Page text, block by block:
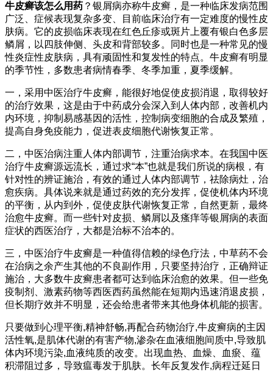
牛皮癣该怎么用药 ？银屑病亦称牛皮癣，是一种临床发病范围
广泛、症候表现复杂多变、目前临床治疗有一定难度的慢性皮
肤病。它的皮损临床表现在红色丘疹或斑片上覆有银白色多层
鳞屑，以四肢伸侧、头皮和背部较多。同时也是一种常见的慢
性炎症性皮肤病，具有顽固性和复发性的特点。牛皮癣有明显
的季节性，多数患者病情春季、冬季加重，夏季缓解。
一，采用中医治疗牛皮癣，能很好地促使皮损消退，取得较好
的治疗效果，这是由于中药成分会深入到人体内部，改善机内
内环境，抑制易感基因的活性，控制病变细胞的合成及繁殖，
提高自身免疫能力，促进表皮细胞代谢恢复正常。
二，中医治病注重人体内部调节，注重治病求本。在我国中医
治疗牛皮癣源远流长，通过求“本”也就是我们所说的病根，有
针对性的辨证施治，有效的通过人体内部调节，祛除病灶，治
愈疾病。具体说来就是通过药效的充分发挥，促使机体内环境
的平衡，从内到外，促使皮肤代谢恢复正常，自然更新，最终
治愈牛皮癣。而一些针对皮损、鳞屑以及瘙痒等银屑病的表面
症状的西医治疗，大都是治标不治本的。
三，中医治疗牛皮癣是一种值得信赖的绿色疗法，中草药不会
在治病之余产生其他的不良副作用，只要坚持治疗，正确辩证
施治，大多数牛皮癣患者都可达到临床治愈的效果。但一些免
疫制剂、激素药物等西医西药虽然能在短期内迅速消退皮损，
但长期疗效并不明显，还会给患者带来其他身体机能的损害。
只要做到心理平衡,精神舒畅,再配合药物治疗,牛皮癣病的主因
活性氧,是肌体代谢的有害产物,渗杂在血液细胞间质中,导致肌
体内环境污染,血液纯质的改变。出现血热、血燥、血瘀、蕴
积滞阻过多，导致瘟毒发于肌肤。长年反复发作,病程迁延日